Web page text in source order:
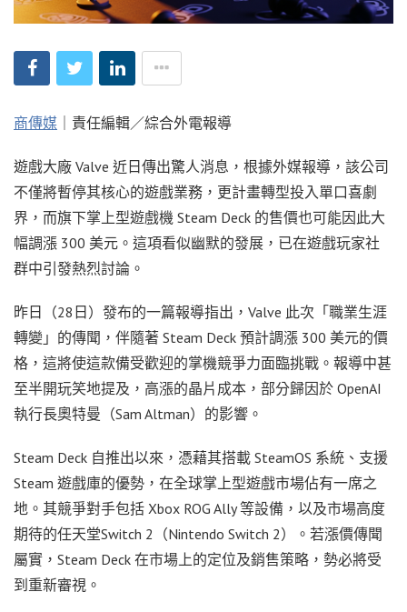
商傳媒 ｜責任編輯／綜合外電報導
遊戲大廠 Valve 近日傳出驚人消息，根據外媒報導，該公司
不僅將暫停其核心的遊戲業務，更計畫轉型投入單口喜劇
界，而旗下掌上型遊戲機 Steam Deck 的售價也可能因此大
幅調漲 300 美元。這項看似幽默的發展，已在遊戲玩家社
群中引發熱烈討論。
昨日（28日）發布的一篇報導指出，Valve 此次「職業生涯
轉變」的傳聞，伴隨著 Steam Deck 預計調漲 300 美元的價
格，這將使這款備受歡迎的掌機競爭力面臨挑戰。報導中甚
至半開玩笑地提及，高漲的晶片成本，部分歸因於 OpenAI
執行長奧特曼（Sam Altman）的影響。
Steam Deck 自推出以來，憑藉其搭載 SteamOS 系統、支援
Steam 遊戲庫的優勢，在全球掌上型遊戲市場佔有一席之
地。其競爭對手包括 Xbox ROG Ally 等設備，以及市場高度
期待的任天堂Switch 2（Nintendo Switch 2）。若漲價傳聞
屬實，Steam Deck 在市場上的定位及銷售策略，勢必將受
到重新審視。